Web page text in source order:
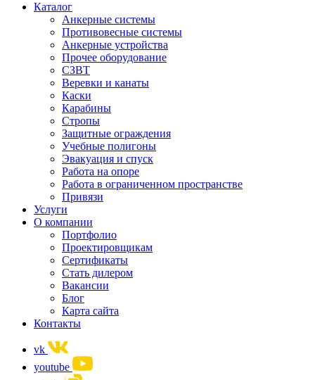
Каталог
Анкерные системы
Противовесные системы
Анкерные устройства
Прочее оборудование
СЗВТ
Веревки и канаты
Каски
Карабины
Стропы
Защитные ограждения
Учебные полигоны
Эвакуация и спуск
Работа на опоре
Работа в ограниченном пространстве
Привязи
Услуги
О компании
Портфолио
Проектировщикам
Сертификаты
Стать дилером
Вакансии
Блог
Карта сайта
Контакты
vk
youtube